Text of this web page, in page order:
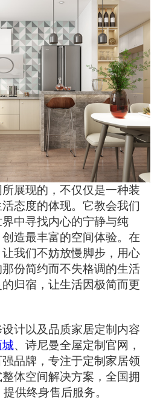
展现的，不仅仅是一种装
态度的体现。它教会我们
中寻找内心的宁静与纯
造最丰富的空间体验。在
我们不妨放慢脚步，用心
份简约而不失格调的生活
归宿，让生活因极简而更
计以及品质家居定制内容
、诗尼曼全屋定制官网，
品牌，专注于定制家居领
体空间解决方案，全国拥
供终身售后服务。